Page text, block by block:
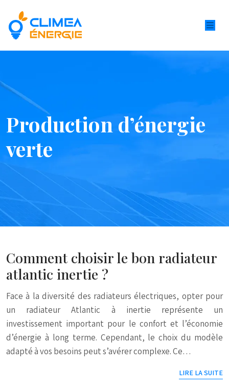
Production d’énergie
verte
Comment choisir le bon radiateur
atlantic inertie ?
Face à la diversité des radiateurs électriques, opter pour
un radiateur Atlantic à inertie représente un
investissement important pour le confort et l’économie
d’énergie à long terme. Cependant, le choix du modèle
adapté à vos besoins peut s’avérer complexe. Ce…
LIRE LA SUITE